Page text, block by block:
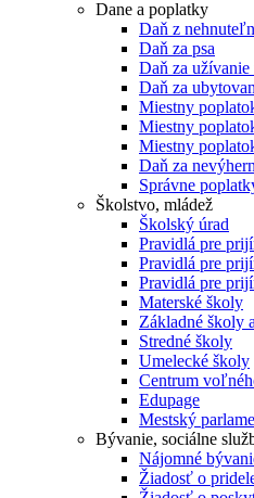
Dane a poplatky
Daň z
Daň za psa
Daň za užívanie
Daň za
Miestny
Miestny
Miestny
Daň za
Správne
Školstvo, mládež
Školský úrad
Pravidlá pre
Pravidlá pre
Pravidlá pre
Materské školy
Základné školy
Stredné školy
Umelecké školy
Centrum
Edupage
Mestský
Bývanie, sociálne
Nájomné
Žiadosť o